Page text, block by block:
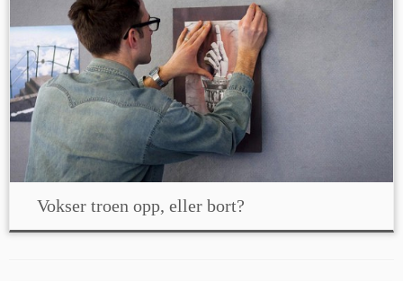
Vokser troen opp, eller bort?